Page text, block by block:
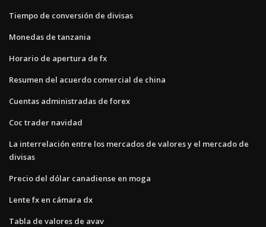
Tiempo de conversión de divisas
Monedas de tanzania
Horario de apertura de fx
Resumen del acuerdo comercial de china
Cuentas administradas de forex
Coc trader navidad
La interrelación entre los mercados de valores y el mercado de
divisas
Precio del dólar canadiense en moga
Lente fx en cámara dx
Tabla de valores de avav